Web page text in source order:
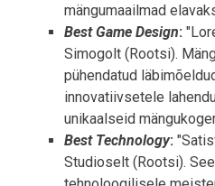
mängumaailmad
Best Game Design:
Simogolt (Rootsi).
pühendatud
innovatiivsetele
unikaalseid
Best Technology:
Studioselt (Rootsi).